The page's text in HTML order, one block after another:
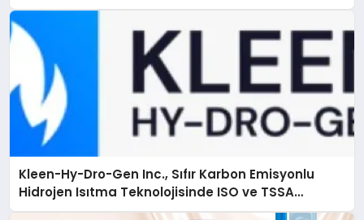
Kleen-Hy-Dro-Gen Inc., Sıfır Karbon Emisyonlu
Hidrojen Isıtma Teknolojisinde ISO ve TSSA
Düzenleyici Onaylarını Aldı